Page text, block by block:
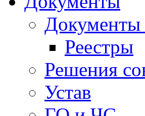
Документы
Реестры
Решения
Устав